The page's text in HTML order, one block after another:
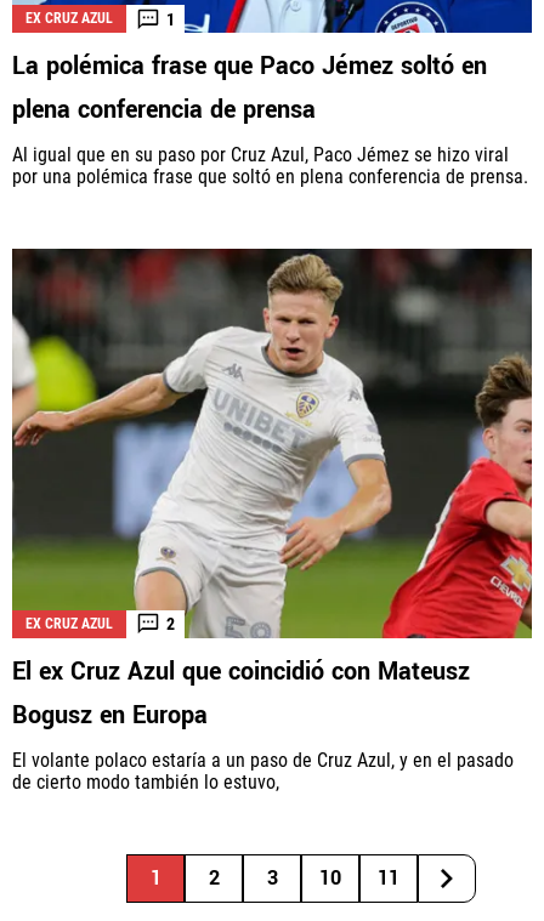
EX CRUZ AZUL 1
La polémica frase que Paco Jémez soltó en
plena conferencia de prensa
Al igual que en su paso por Cruz Azul, Paco Jémez se hizo viral
por una polémica frase que soltó en plena conferencia de prensa.
EX CRUZ AZUL 2
El ex Cruz Azul que coincidió con Mateusz
Bogusz en Europa
El volante polaco estaría a un paso de Cruz Azul, y en el pasado
de cierto modo también lo estuvo,
1 2 3 10 11